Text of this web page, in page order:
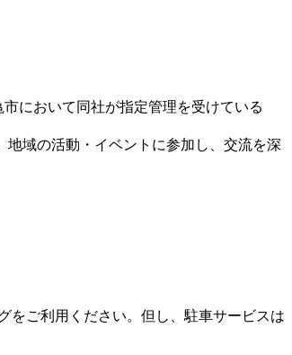
において同社が指定管理を受けている
域の活動・イベントに参加し、交流を深
をご利用ください。但し、駐車サービスは